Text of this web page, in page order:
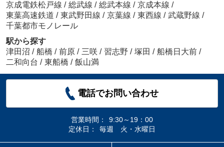
京成電鉄松戸線 / 総武線 / 総武本線 / 京成本線 /
東葉高速鉄道 / 東武野田線 / 京葉線 / 東西線 / 武蔵野線 /
千葉都市モノレール
駅から探す
津田沼 / 船橋 / 前原 / 三咲 / 習志野 / 塚田 / 船橋日大前 /
二和向台 / 東船橋 / 飯山満
電話でお問い合わせ
営業時間：
9:30～19：00
定休日：
毎週 火・水曜日